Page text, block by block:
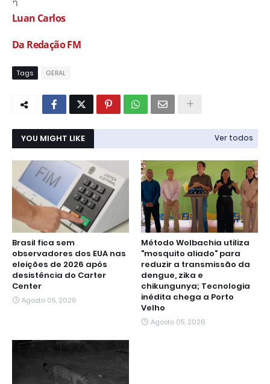
Luan Carlos
Da Redação FM
Tags GERAL
YOU MIGHT LIKE Ver todos
Brasil fica sem
observadores dos EUA nas
eleições de 2026 após
desistência do Carter
Center
Agosto 05, 2026
Método Wolbachia utiliza
"mosquito aliado" para
reduzir a transmissão da
dengue, zika e
chikungunya; Tecnologia
inédita chega a Porto
Velho
Agosto 05, 2026